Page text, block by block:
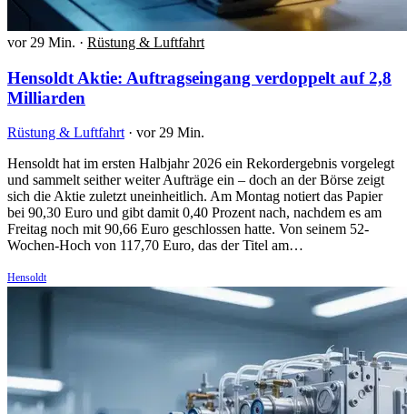
vor 29 Min. · Rüstung & Luftfahrt
Hensoldt Aktie: Auftragseingang verdoppelt auf 2,8
Milliarden
Rüstung & Luftfahrt · vor 29 Min.
Hensoldt hat im ersten Halbjahr 2026 ein Rekordergebnis vorgelegt
und sammelt seither weiter Aufträge ein – doch an der Börse zeigt
sich die Aktie zuletzt uneinheitlich. Am Montag notiert das Papier
bei 90,30 Euro und gibt damit 0,40 Prozent nach, nachdem es am
Freitag noch mit 90,66 Euro geschlossen hatte. Von seinem 52-
Wochen-Hoch von 117,70 Euro, das der Titel am…
Hensoldt